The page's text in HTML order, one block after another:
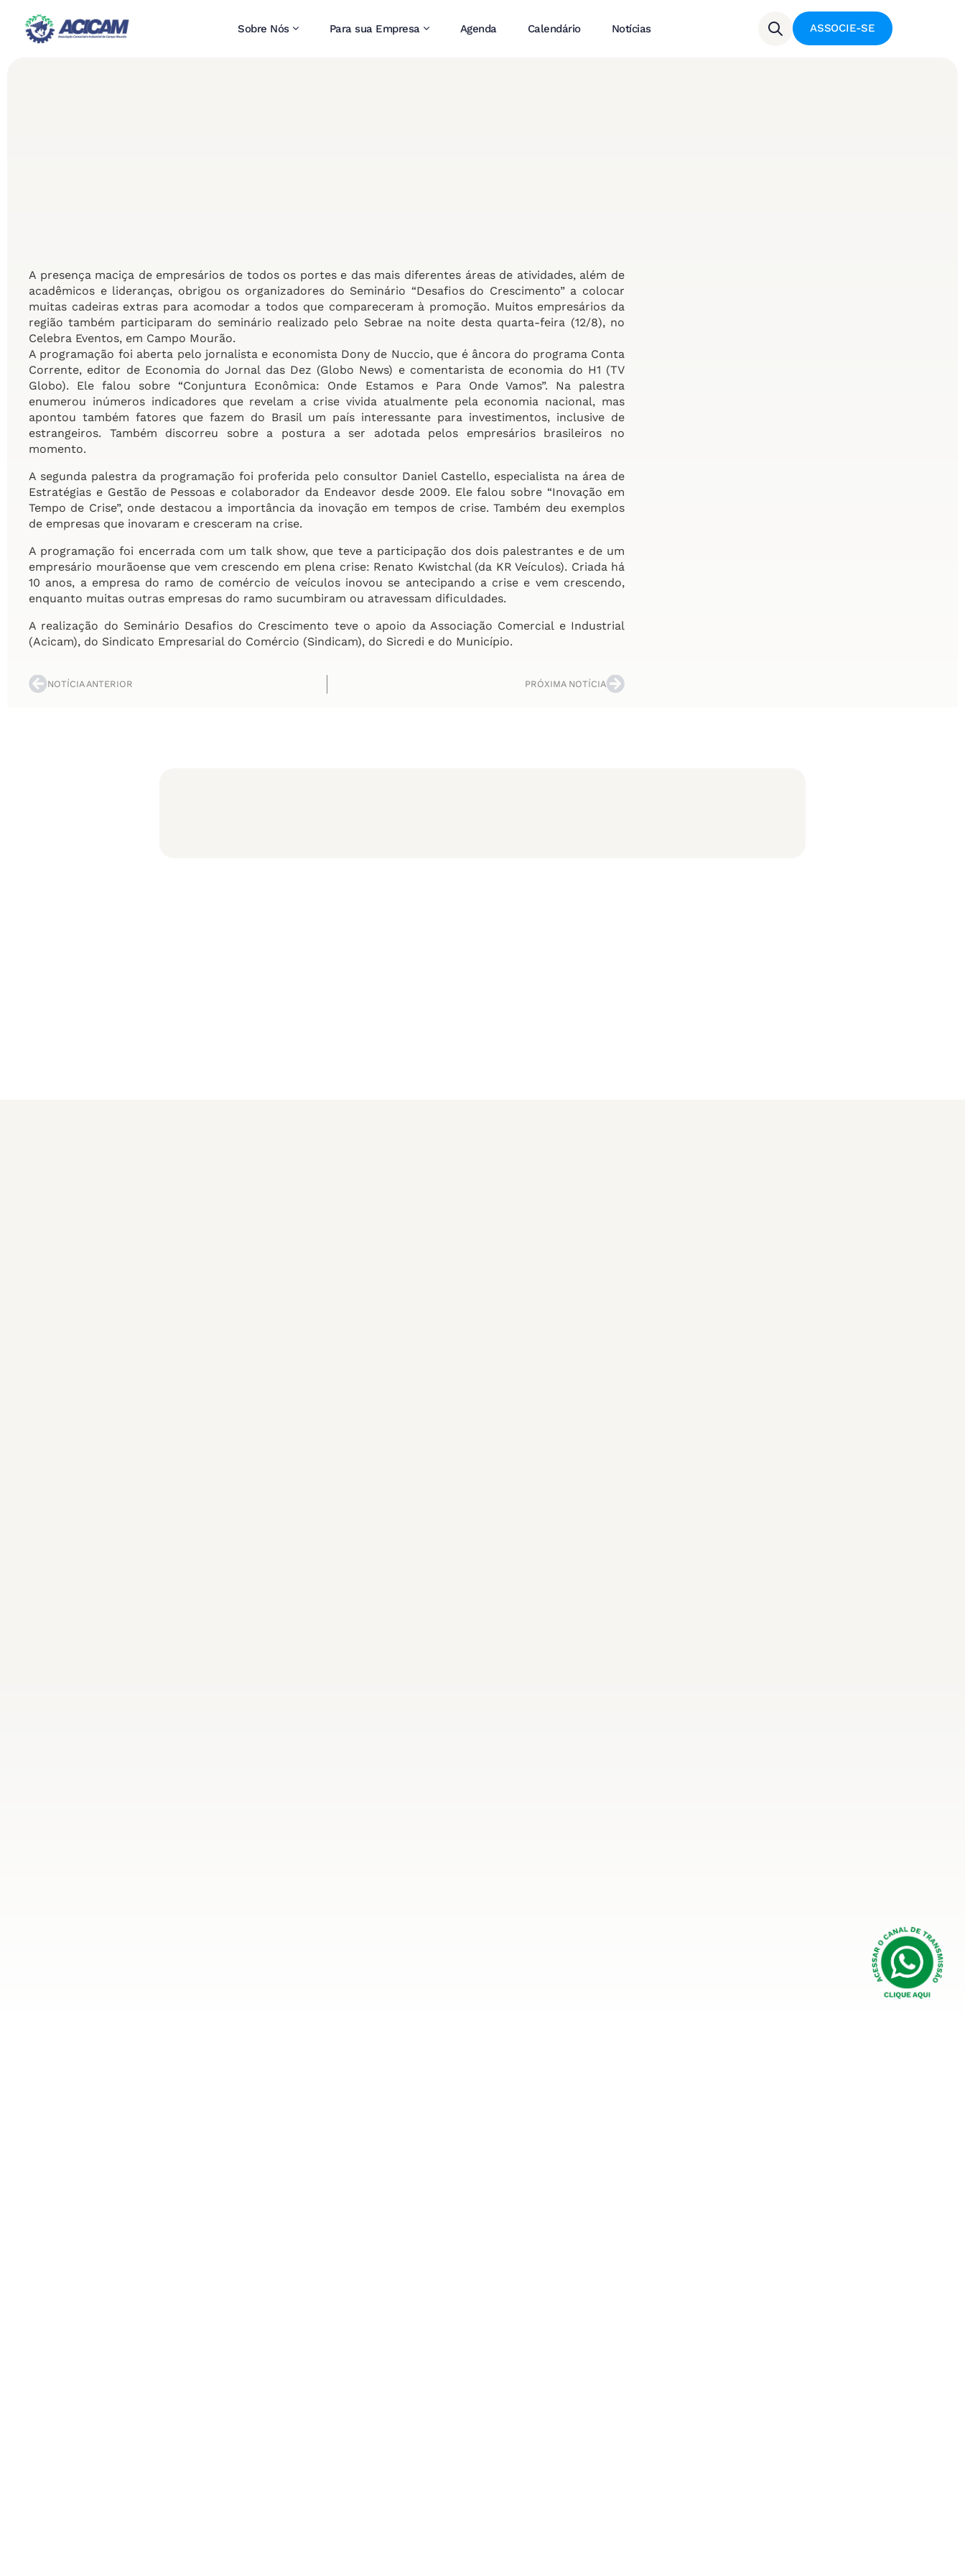
Sobre Nós Para sua Empresa Agenda Calendário Notícias ASSOCIE-SE
A presença maciça de empresários de todos os portes e das mais diferentes áreas de atividades, além de
acadêmicos e lideranças, obrigou os organizadores do Seminário “Desafios do Crescimento” a colocar
muitas cadeiras extras para acomodar a todos que compareceram à promoção. Muitos empresários da
região também participaram do seminário realizado pelo Sebrae na noite desta quarta-feira (12/8), no
Celebra Eventos, em Campo Mourão.
A programação foi aberta pelo jornalista e economista Dony de Nuccio, que é âncora do programa Conta
Corrente, editor de Economia do Jornal das Dez (Globo News) e comentarista de economia do H1 (TV
Globo). Ele falou sobre “Conjuntura Econômica: Onde Estamos e Para Onde Vamos”. Na palestra
enumerou inúmeros indicadores que revelam a crise vivida atualmente pela economia nacional, mas
apontou também fatores que fazem do Brasil um país interessante para investimentos, inclusive de
estrangeiros. Também discorreu sobre a postura a ser adotada pelos empresários brasileiros no
momento.
A segunda palestra da programação foi proferida pelo consultor Daniel Castello, especialista na área de
Estratégias e Gestão de Pessoas e colaborador da Endeavor desde 2009. Ele falou sobre “Inovação em
Tempo de Crise”, onde destacou a importância da inovação em tempos de crise. Também deu exemplos
de empresas que inovaram e cresceram na crise.
A programação foi encerrada com um talk show, que teve a participação dos dois palestrantes e de um
empresário mourãoense que vem crescendo em plena crise: Renato Kwistchal (da KR Veículos). Criada há
10 anos, a empresa do ramo de comércio de veículos inovou se antecipando a crise e vem crescendo,
enquanto muitas outras empresas do ramo sucumbiram ou atravessam dificuldades.
A realização do Seminário Desafios do Crescimento teve o apoio da Associação Comercial e Industrial
(Acicam), do Sindicato Empresarial do Comércio (Sindicam), do Sicredi e do Município.
NOTÍCIA ANTERIOR PRÓXIMA NOTÍCIA